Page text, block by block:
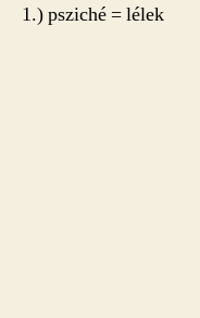
1.) psziché = lélek